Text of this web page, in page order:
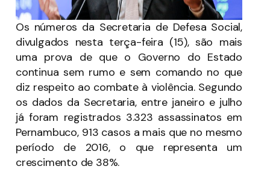
Os números da Secretaria de Defesa Social,
divulgados nesta terça-feira (15), são mais
uma prova de que o Governo do Estado
continua sem rumo e sem comando no que
diz respeito ao combate à violência. Segundo
os dados da Secretaria, entre janeiro e julho
já foram registrados 3.323 assassinatos em
Pernambuco, 913 casos a mais que no mesmo
período de 2016, o que representa um
crescimento de 38%.